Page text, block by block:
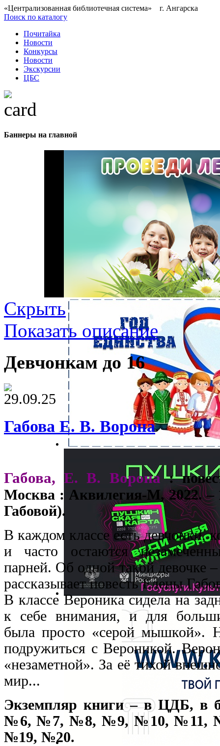
«Централизованная библиотечная система» г. Ангарска
Поиск по каталогу
Почитайка
Новости
Конкурсы
Новости
Экскурсии
ЦБС
Баннеры на главной
Скрыть
Показать описание
Девчонкам до 16
29.09.25
Габова Е. В. Ворона
Габова, Е. В. Ворона :
Москва : Аквилегия-М, 2022. –
Габовой).
В каждом классе есть девчонки,
и часто остаются
парней. Об одной такой девочке
рассказывает повесть Елены
В классе Вероника сидела на
к себе внимания, и для
была просто «серой
подружиться с Вероникой.
«незаметной». За её тихой
мир...
Экземпляр книги – в ЦДБ, в
№6, №7, №8, №9, №10, №11,
№19, №20.